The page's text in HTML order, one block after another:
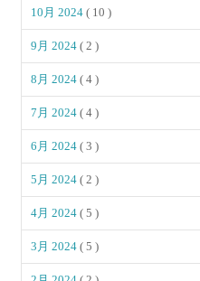
10月 2024( 10 )
9月 2024( 2 )
8月 2024( 4 )
7月 2024( 4 )
6月 2024( 3 )
5月 2024( 2 )
4月 2024( 5 )
3月 2024( 5 )